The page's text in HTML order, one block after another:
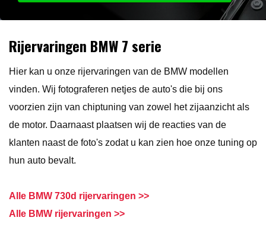
Rijervaringen BMW 7 serie
Hier kan u onze rijervaringen van de BMW modellen
vinden. Wij fotograferen netjes de auto's die bij ons
voorzien zijn van chiptuning van zowel het zijaanzicht als
de motor. Daarnaast plaatsen wij de reacties van de
klanten naast de foto's zodat u kan zien hoe onze tuning op
hun auto bevalt.
Alle BMW 730d rijervaringen >>
Alle BMW rijervaringen >>